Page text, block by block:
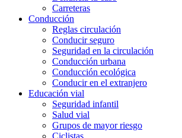
Carreteras
Conducción
Reglas circulación
Conducir seguro
Seguridad en la circulación
Conducción urbana
Conducción ecológica
Conducir en el extranjero
Educación vial
Seguridad infantil
Salud vial
Grupos de mayor riesgo
Ciclistas